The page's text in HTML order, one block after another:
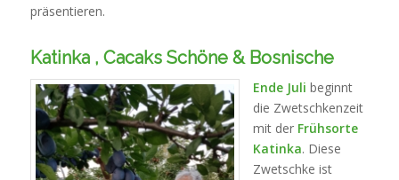
präsentieren.
Katinka , Cacaks Schöne & Bosnische
Ende Juli beginnt
die Zwetschkenzeit
mit der Frühsorte
Katinka. Diese
Zwetschke ist